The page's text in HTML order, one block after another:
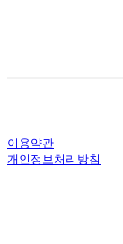
이용약관
개인정보처리방침